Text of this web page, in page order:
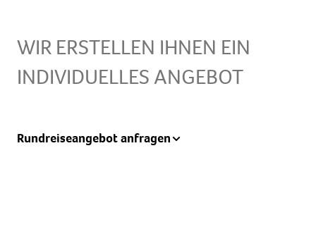
WIR ERSTELLEN IHNEN EIN
INDIVIDUELLES ANGEBOT
Rundreiseangebot anfragen